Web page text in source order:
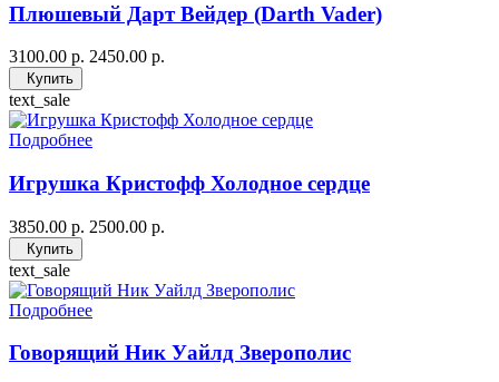
Плюшевый Дарт Вейдер (Darth Vader)
3100.00 р. 2450.00 р.
Купить
text_sale
Подробнее
Игрушка Кристофф Холодное сердце
3850.00 р. 2500.00 р.
Купить
text_sale
Подробнее
Говорящий Ник Уайлд Зверополис